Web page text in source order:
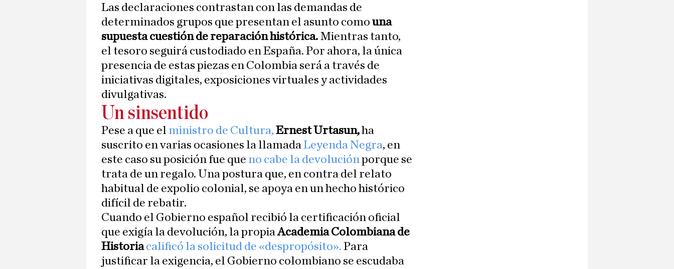
Las declaraciones contrastan con las demandas de
determinados grupos que presentan el asunto como una
supuesta cuestión de reparación histórica. Mientras tanto,
el tesoro seguirá custodiado en España. Por ahora, la única
presencia de estas piezas en Colombia será a través de
iniciativas digitales, exposiciones virtuales y actividades
divulgativas.
Un sinsentido
Pese a que el ministro de Cultura, Ernest Urtasun,ha
suscrito en varias ocasiones la llamadaLeyenda Negra, en
este caso su posición fue que no cabe la devoluciónporque se
trata de un regalo. Una postura que, en contra del relato
habitual de expolio colonial, se apoya en un hecho histórico
difícil de rebatir.
Cuando el Gobierno español recibió la certificación oficial
que exigía la devolución, la propiaAcademia Colombiana de
Historia calificó la solicitud de «despropósito». Para
justificar la exigencia, el Gobierno colombiano se escudaba